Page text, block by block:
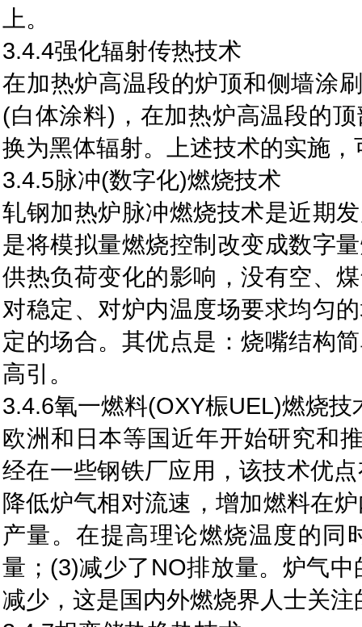
上。
3.4.4强化辐射传热技术
在加热炉高温段的炉顶和侧墙涂
(白体涂料)，在加热炉高温段的
换为黑体辐射。上述技术的实施
3.4.5脉冲(数字化)燃烧技术
轧钢加热炉脉冲燃烧技术是近期
是将模拟量燃烧控制改变成数字
供热负荷变化的影响，没有空、
对稳定、对炉内温度场要求均匀
定的场合。其优点是：烧嘴结构
高引。
3.4.6氧一燃料(OXY桭UEL)燃烧技
欧洲和日本等国近年开始研究和
经在一些钢铁厂应用，该技术优
降低炉气相对流速，增加燃料在
产量。在提高理论燃烧温度的同
量；(3)减少了NO排放量。炉气
减少，这是国内外燃烧界人士关